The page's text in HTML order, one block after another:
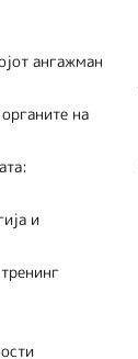
ангажман
на
и